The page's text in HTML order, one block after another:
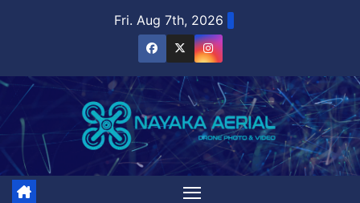
Fri. Aug 7th, 2026